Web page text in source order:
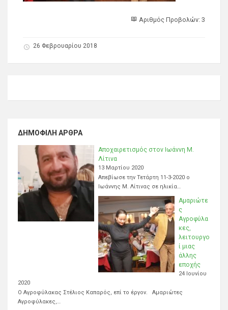
Αριθμός Προβολών: 3
26 Φεβρουαρίου 2018
ΔΗΜΟΦΙΛΉ ΆΡΘΡΑ
Αποχαιρετισμός στον Ιωάννη Μ.
Λίτινα
13 Μαρτίου 2020
Απεβίωσε την Τετάρτη 11-3-2020 ο
Ιωάννης Μ. Λίτινας σε ηλικία…
Αμαριώτε
ς
Αγροφύλα
κες,
λειτουργο
ί μιας
άλλης
εποχής
24 Ιουνίου
2020
Ο Αγροφύλακας Στέλιος Καπαρός, επί το έργον. Αμαριώτες
Αγροφύλακες,…